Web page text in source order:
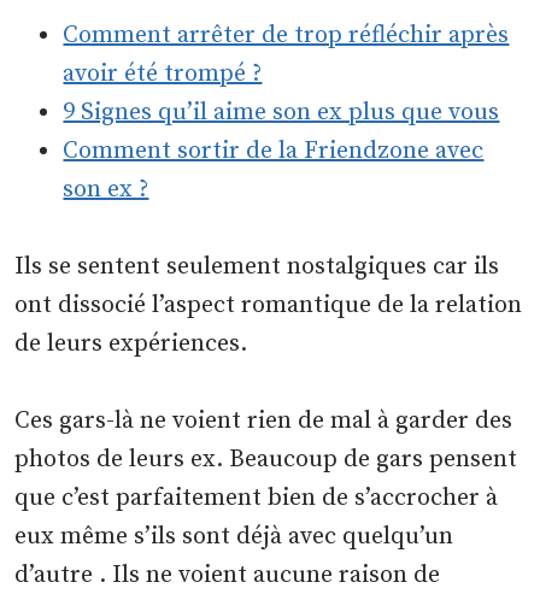
Comment arrêter de trop réfléchir après
avoir été trompé ?
9 Signes qu’il aime son ex plus que vous
Comment sortir de la Friendzone avec
son ex ?
Ils se sentent seulement nostalgiques car ils
ont dissocié l’aspect romantique de la relation
de leurs expériences.
Ces gars-là ne voient rien de mal à garder des
photos de leurs ex. Beaucoup de gars pensent
que c’est parfaitement bien de s’accrocher à
eux même s’ils sont déjà avec quelqu’un
d’autre . Ils ne voient aucune raison de